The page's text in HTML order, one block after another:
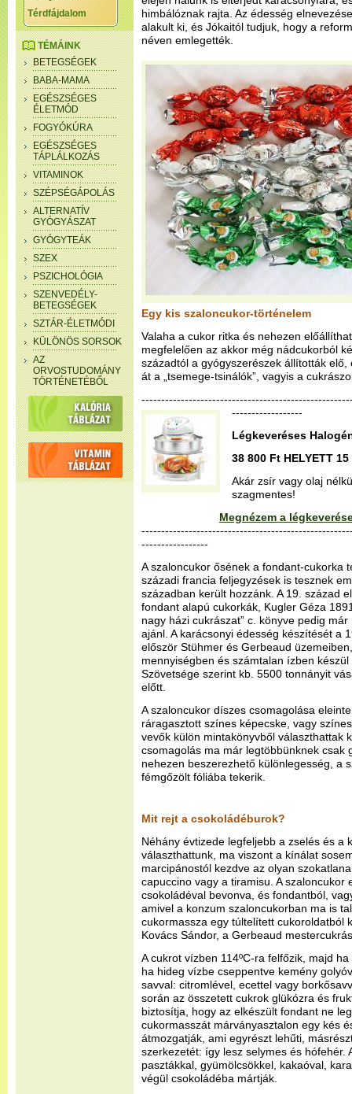
Térdfájdalom
TÉMÁINK
BETEGSÉGEK
BABA-MAMA
EGÉSZSÉGES
ÉLETMÓD
FOGYÓKÚRA
EGÉSZSÉGES
TÁPLÁLKOZÁS
VITAMINOK
SZÉPSÉGÁPOLÁS
ALTERNATÍV
GYÓGYÁSZAT
GYÓGYTEÁK
SZEX
PSZICHOLÓGIA
SZENVEDÉLY-
BETEGSÉGEK
SZTÁR-ÉLETMÓDI
KÜLÖNÖS SORSOK
AZ
ORVOSTUDOMÁNY
TÖRTÉNETÉBŐL
himbálóznak rajta. Az édesség
alakult ki, és Jókaitól tudjuk, hogy a
néven emlegették.
Egy kis szaloncukor-történelem
Valaha a cukor ritka és nehezen
megfelelően az akkor még nádcukorból
századtól a gyógyszerészek állították
át a „tsemege-tsinálók”, vagyis a
------------------
Légkeveréses
38 800 Ft HELYETT
Akár zsír vagy olaj
szagmentes!
Megnézem a
-----------------
A szaloncukor ősének a fondant-cukorka
századi francia feljegyzések is tesznek
században került hozzánk. A 19. század
fondant alapú cukorkák, Kugler Géza
nagy házi cukrászat” c. könyve pedig
ajánl. A karácsonyi édesség készítését a
először Stühmer és Gerbeaud
mennyiségben és számtalan ízben
Szövetsége szerint kb. 5500 tonnányit
előtt.
A szaloncukor díszes csomagolása
ráragasztott színes képecske, vagy
vevők külön mintakönyvből választhattak
csomagolás ma már legtöbbünknek csak
nehezen beszerezhető különlegesség, a
fémgőzölt fóliába tekerik.
Mit rejt a csokoládéburok?
Néhány évtizede legfeljebb a zselés és a
választhattunk, ma viszont a kínálat
marcipánostól kezdve az olyan
capuccino vagy a tiramisu. A szaloncukor
csokoládéval bevonva, és fondantból,
amivel a konzum szaloncukorban ma is
cukormassza egy túltelített cukoroldatból
Kovács Sándor, a Gerbeaud
A cukrot vízben 114ºC-ra felfőzik, majd
ha hideg vízbe cseppentve kemény
savval: citromlével, ecettel vagy
során az összetett cukrok glükózra és
biztosítja, hogy az elkészült fondant ne
cukormasszát márványasztalon egy kés
átmozgatják, ami egyrészt lehűti,
szerkezetét: így lesz selymes és hófehér.
pasztákkal, gyümölcsökkel, kakaóval,
végül csokoládéba mártják.